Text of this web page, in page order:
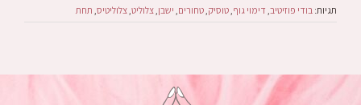
תגיות: בודי פוזיטיב, דימוי גוף,טוסיק,טחורים, ישבן,צלוליט,צלוליטיס, תחת